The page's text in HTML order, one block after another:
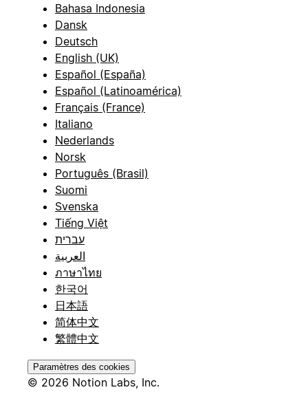
Bahasa Indonesia
Dansk
Deutsch
English (UK)
Español (España)
Español (Latinoamérica)
Français (France)
Italiano
Nederlands
Norsk
Português (Brasil)
Suomi
Svenska
Tiếng Việt
עברית
العربية
ภาษาไทย
한국어
日本語
简体中文
繁體中文
Paramètres des cookies
© 2026 Notion Labs, Inc.